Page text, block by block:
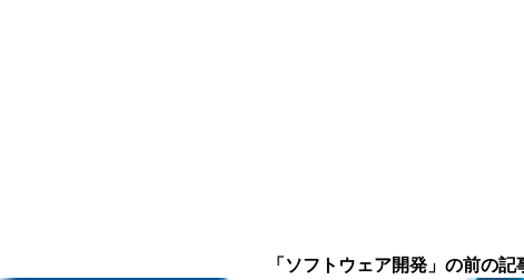
「ソフトウェア開発」の前の記